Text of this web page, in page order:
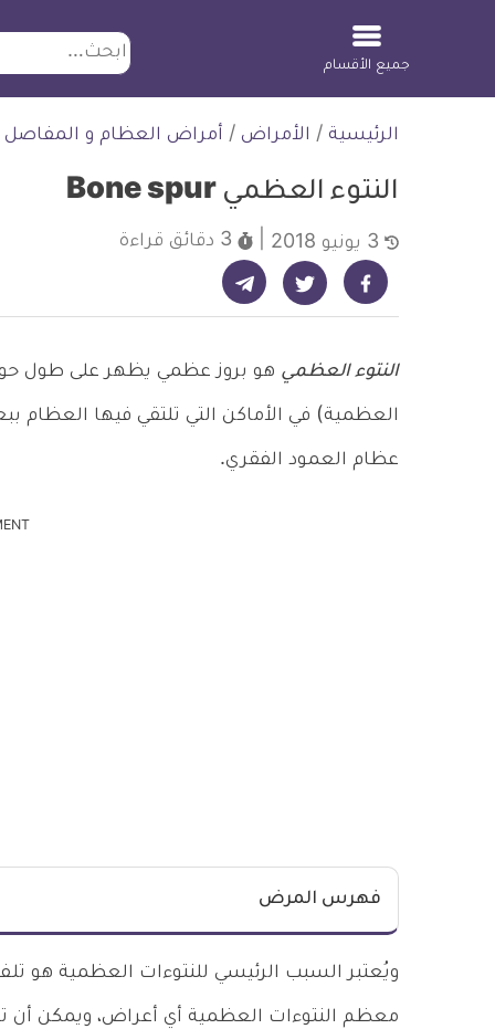
ابحث
جميع الأقسام
الرئيسية / الأمراض / أمراض العظام و المفاصل
النتوء العظمي Bone spur
3 دقائق قراءة
شارك على فيسبوك - ديلي ميديكال انفو شارك على تويتر - ديلي ميديكال انفو شارك على تيليجرام - ديلي ميديكال انفو
النتوء العظمي هو بروز عظمي يظهر على طول
العظمية) في الأماكن التي تلتقي فيها
عظام العمود الفقري.
فهرس المرض
ويُعتبر السبب الرئيسي للنتوءات العظمية هو
معظم النتوءات العظمية أي أعراض، ويمكن أن